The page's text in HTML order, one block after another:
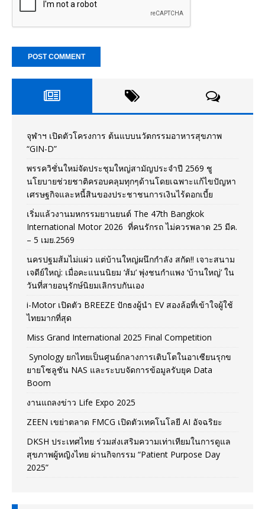
จุฬาฯ เปิดตัวโครงการ ต้นแบบนวัตกรรมอาหารสุขภาพ
“GIN-D”
พรรควิชั่นใหม่จัดประชุมใหญ่สามัญประจำปี 2569 ชู
นโยบายช่วยชาติครอบคลุมทุกๆด้านโดยเฉพาะแก้ไขปัญหา
เศรษฐกิจและหนี้สินของประชาชนการเงินไร้ดอกเบี้ย
เริ่มแล้วงานมหกรรมยานยนต์ The 47th Bangkok
International Motor 2026 ที่คนรักรถ ไม่ควรพลาด 25 มีค.
– 5 เมย.2569
นครปฐมส้มไม่แผ่ว แต่บ้านใหญ่ผนึกกำลัง สกัด!! เจาะสนาม
เจดีย์ใหญ่: เมื่อคะแนนนิยม ‘ส้ม’ พุ่งชนกำแพง ‘บ้านใหญ่’ ใน
วันที่สายอนุรักษ์นิยมเลิกรบกันเอง
i-Motor เปิดตัว BREEZE ปักธงผู้นำ EV สองล้อที่เข้าใจผู้ใช้
ไทยมากที่สุด
Miss Grand International 2025 Final Competition
Synology ยกไทยเป็นศูนย์กลางการเติบโตในอาเซียนรุกข
ยายโซลูชัน NAS และระบบจัดการข้อมูลรับยุค Data
Boom
งานแถลงข่าว Life Expo 2025
ZEEN เขย่าตลาด FMCG เปิดตัวเทคโนโลยี AI อัจฉริยะ
DKSH ประเทศไทย ร่วมส่งเสริมความเท่าเทียมในการดูแล
สุขภาพผู้หญิงไทย ผ่านกิจกรรม “Patient Purpose Day
2025”